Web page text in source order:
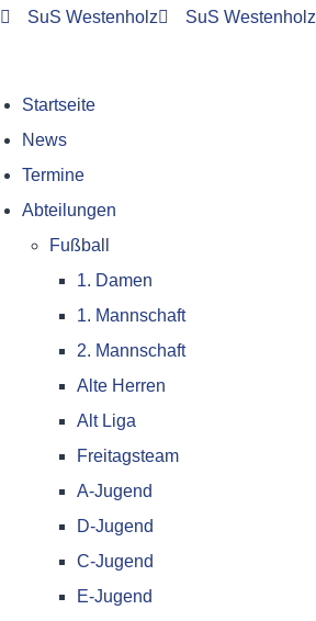
SuS Westenholz SuS Westenholz
Startseite
News
Termine
Abteilungen
Fußball
1. Damen
1. Mannschaft
2. Mannschaft
Alte Herren
Alt Liga
Freitagsteam
A-Jugend
D-Jugend
C-Jugend
E-Jugend